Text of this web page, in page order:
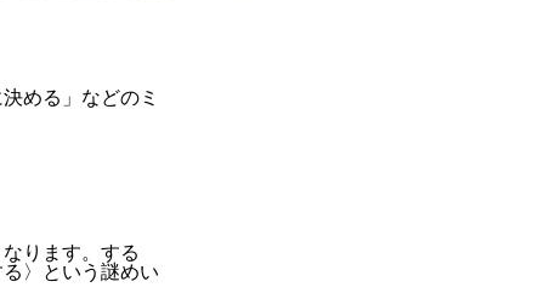
める」などのミ
ります。する
〉という謎めい